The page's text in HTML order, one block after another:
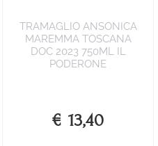
TRAMAGLIO ANSONICA
MAREMMA TOSCANA
DOC 2023 750ML IL
PODERONE
€ 13,40